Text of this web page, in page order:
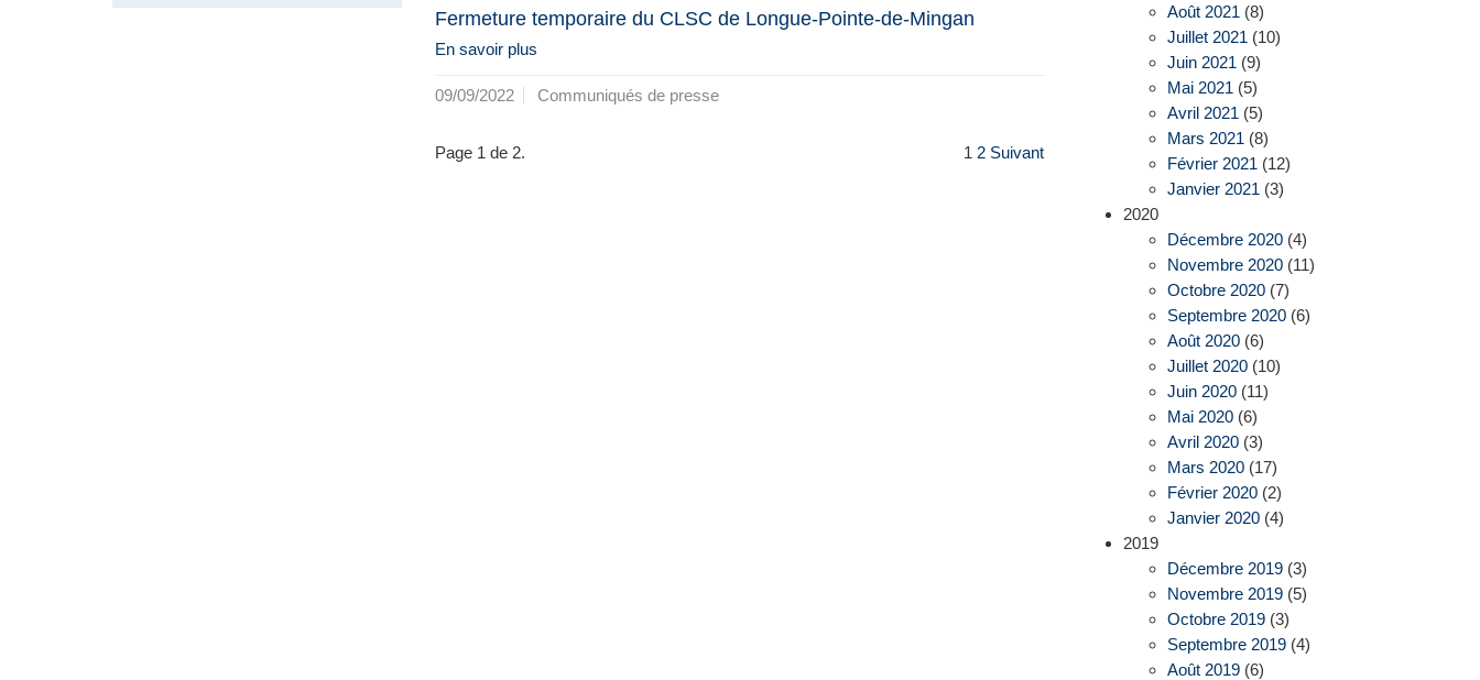
Fermeture temporaire du CLSC de Longue-Pointe-de-Mingan
En savoir plus
09/09/2022 Communiqués de presse
Page 1 de 2. 1 2 Suivant
Août 2021 (8)
Juillet 2021 (10)
Juin 2021 (9)
Mai 2021 (5)
Avril 2021 (5)
Mars 2021 (8)
Février 2021 (12)
Janvier 2021 (3)
2020
Décembre 2020(4)
Novembre 2020(11)
Octobre 2020(7)
Septembre 2020(6)
Août 2020(6)
Juillet 2020(10)
Juin 2020(11)
Mai 2020(6)
Avril 2020(3)
Mars 2020(17)
Février 2020(2)
Janvier 2020(4)
2019
Décembre 2019(3)
Novembre 2019(5)
Octobre 2019(3)
Septembre 2019(4)
Août 2019(6)